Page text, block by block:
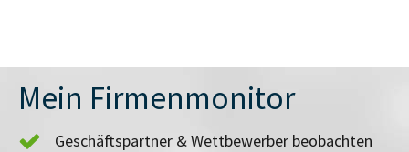
Mein Firmenmonitor
Geschäftspartner & Wettbewerber beobachten